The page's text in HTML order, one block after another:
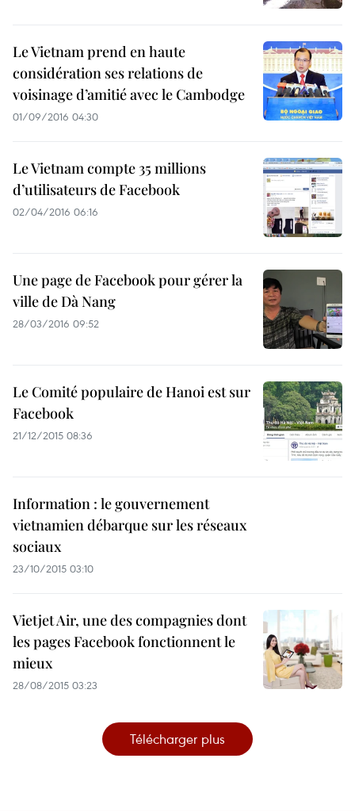
Le Vietnam prend en haute
considération ses relations de
voisinage d’amitié avec le Cambodge
01/09/2016 04:30
Le Vietnam compte 35 millions
d’utilisateurs de Facebook
02/04/2016 06:16
Une page de Facebook pour gérer la
ville de Dà Nang
28/03/2016 09:52
Le Comité populaire de Hanoi est sur
Facebook
21/12/2015 08:36
Information : le gouvernement
vietnamien débarque sur les réseaux
sociaux
23/10/2015 03:10
Vietjet Air, une des compagnies dont
les pages Facebook fonctionnent le
mieux
28/08/2015 03:23
Télécharger plus